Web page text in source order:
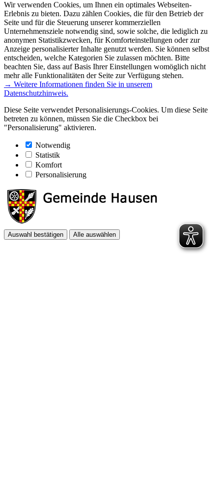
Wir verwenden Cookies, um Ihnen ein optimales Webseiten-
Erlebnis zu bieten. Dazu zählen Cookies, die für den Betrieb der
Seite und für die Steuerung unserer kommerziellen
Unternehmensziele notwendig sind, sowie solche, die lediglich zu
anonymen Statistikzwecken, für Komforteinstellungen oder zur
Anzeige personalisierter Inhalte genutzt werden. Sie können selbst
entscheiden, welche Kategorien Sie zulassen möchten. Bitte
beachten Sie, dass auf Basis Ihrer Einstellungen womöglich nicht
mehr alle Funktionalitäten der Seite zur Verfügung stehen.
→ Weitere Informationen finden Sie in unserem
Datenschutzhinweis.
Diese Seite verwendet Personalisierungs-Cookies. Um diese Seite
betreten zu können, müssen Sie die Checkbox bei
"Personalisierung" aktivieren.
Notwendig
Statistik
Komfort
Personalisierung
Auswahl bestätigen Alle auswählen